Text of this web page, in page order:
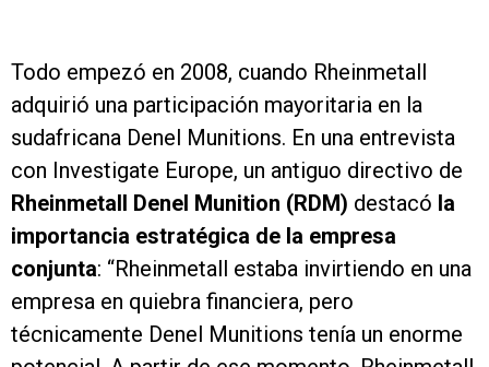
Todo empezó en 2008, cuando Rheinmetall
adquirió una participación mayoritaria en la
sudafricana Denel Munitions. En una entrevista
con Investigate Europe, un antiguo directivo de
Rheinmetall Denel Munition (RDM) destacó la
importancia estratégica de la empresa
conjunta: “Rheinmetall estaba invirtiendo en una
empresa en quiebra financiera, pero
técnicamente Denel Munitions tenía un enorme